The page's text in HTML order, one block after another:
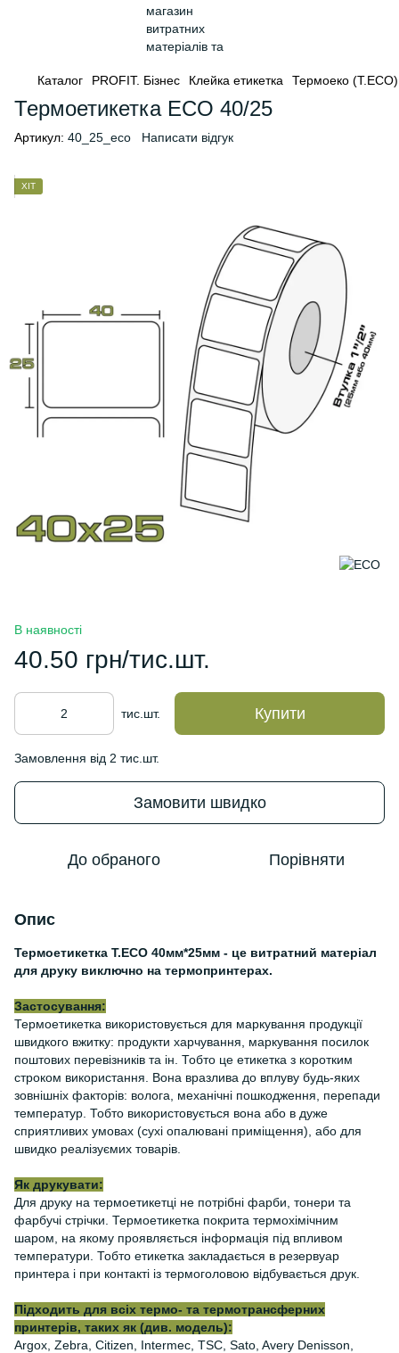
Каталог PROFIT. Бізнес Клейка етикетка Термоеко (Т.ЕСО)
Термоетикетка ECO 40/25
Артикул: 40_25_eco Написати відгук
ХІТ
В наявності
40.50 грн/тис.шт.
тис.шт. Купити
Замовлення від 2 тис.шт.
Замовити швидко
До обраного Порівняти
Опис
Термоетикетка Т.ЕСО 40мм*25мм - це витратний матеріал
для друку виключно на термопринтерах.
Застосування:
Термоетикетка використовується для маркування продукції
швидкого вжитку: продукти харчування, маркування посилок
поштових перевізників та ін. Тобто це етикетка з коротким
строком використання. Вона вразлива до вплуву будь-яких
зовнішніх факторів: волога, механічні пошкодження, перепади
температур. Тобто використовується вона або в дуже
сприятливих умовах (сухі опалювані приміщення), або для
швидко реалізуємих товарів.
Як друкувати:
Для друку на термоетикетці не потрібні фарби, тонери та
фарбучі стрічки. Термоетикетка покрита термохімічним
шаром, на якому проявляється інформація під впливом
температури. Тобто етикетка закладається в резервуар
принтера і при контакті із термоголовою відбувається друк.
Підходить для всіх термо- та термотрансферних
принтерів, таких як (див. модель):
Argox, Zebra, Citizen, Intermec, TSC, Sato, Avery Denisson,